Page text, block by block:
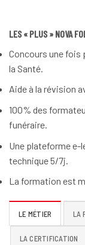
LES « PLUS » NOVA
Concours une fois
la Santé.
Aide à la révision
100% des
funéraire.
Une plateforme e-
technique 5/7j.
La formation est
LE MÉTIER LA
LA CERTIFICATION